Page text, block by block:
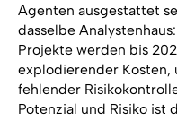
Agenten ausgestattet
dasselbe
Projekte werden bis
explodierender Kosten,
fehlender
Potenzial und Risiko ist